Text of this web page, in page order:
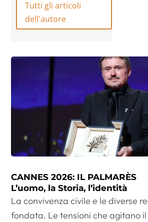
Tutti gli articoli
dell'autore
CANNES 2026: IL PALMARÈS
L’uomo, la Storia, l’identità
La convivenza civile e le diverse
fondata. Le tensioni che agitano